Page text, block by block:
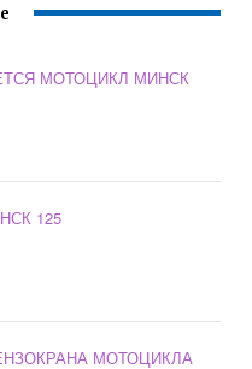
МОТОЦИКЛ МИНСК
125
МОТОЦИКЛА